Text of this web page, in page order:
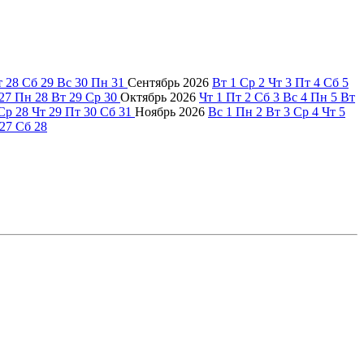
28 Сб 29 Вс 30 Пн 31 Сентябрь 2026 Вт 1 Ср 2 Чт 3 Пт 4 Сб 5
27 Пн 28 Вт 29 Ср 30 Октябрь 2026 Чт 1 Пт 2 Сб 3 Вс 4 Пн 5 Вт
28 Чт 29 Пт 30 Сб 31 Ноябрь 2026 Вс 1 Пн 2 Вт 3 Ср 4 Чт 5
27 Сб 28